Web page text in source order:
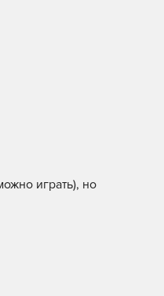
играть), но